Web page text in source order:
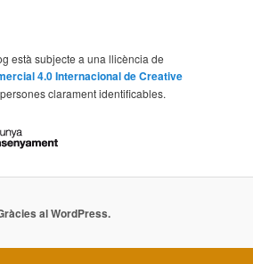
està subjecte a una llicència de
4.0 Internacional de Creative
clarament identificables.
al WordPress.